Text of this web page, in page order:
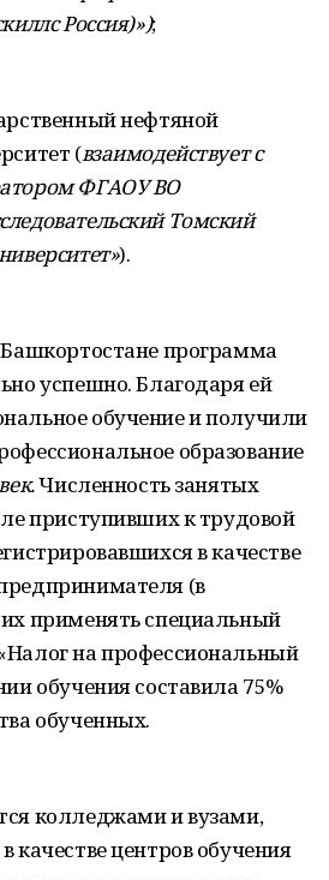
Россия)»);
нефтяной
(взаимодействует с
ФГАОУ ВО
Томский
).
программа
успешно.Благодаря ей
обучение и получили
образование
Численность занятых
приступивших к трудовой
в качестве
(в
применять специальный
на профессиональный
обучения составила 75%
обученных.
колледжами и вузами,
качестве центров обучения